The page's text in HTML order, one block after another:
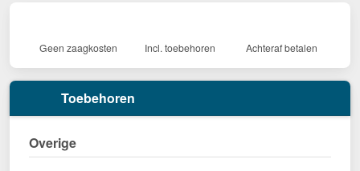
Geen zaagkosten Incl. toebehoren Achteraf betalen
Toebehoren
Overige